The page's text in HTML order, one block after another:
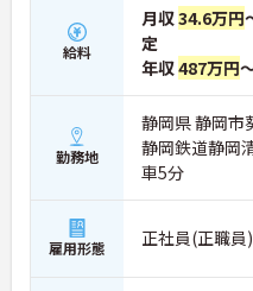
給料
月収34.6万円
定
年収487万円
勤務地
静岡県 静岡市
静岡鉄道静岡
車5分
雇用形態 正社員(正職員)